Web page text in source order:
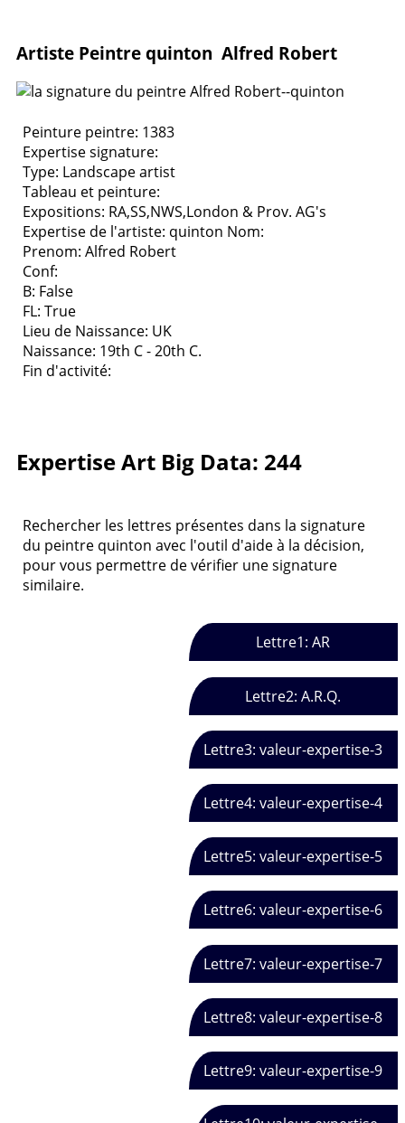
Artiste Peintre quinton Alfred Robert
Peinture peintre: 1383
Expertise signature:
Type: Landscape artist
Tableau et peinture:
Expositions: RA,SS,NWS,London & Prov. AG's
Expertise de l'artiste: quinton Nom:
Prenom: Alfred Robert
Conf:
B: False
FL: True
Lieu de Naissance: UK
Naissance: 19th C - 20th C.
Fin d'activité:
Expertise Art Big Data: 244
Rechercher les lettres présentes dans la signature
du peintre quinton avec l'outil d'aide à la décision,
pour vous permettre de vérifier une signature
similaire.
Lettre1: AR
Lettre2: A.R.Q.
Lettre3: valeur-expertise-3
Lettre4: valeur-expertise-4
Lettre5: valeur-expertise-5
Lettre6: valeur-expertise-6
Lettre7: valeur-expertise-7
Lettre8: valeur-expertise-8
Lettre9: valeur-expertise-9